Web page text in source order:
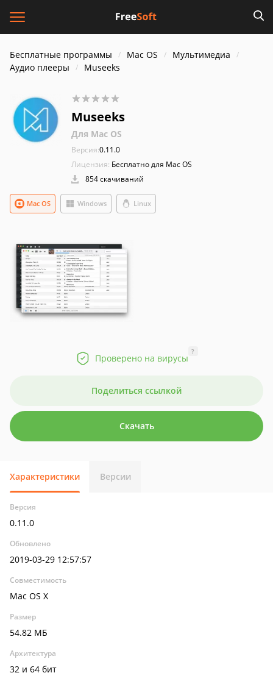
Бесплатные программы Mac OS
Мультимедиа
Аудио плееры
Museeks
Museeks
Для Mac OS
Версия:0.11.0
Лицензия: Бесплатно для Mac OS
854 скачиваний
Windows
Mac OS Linux
Проверено на вирусы
?
Поделиться ссылкой
Скачать
Характеристики Версии
Версия
0.11.0
Обновлено
2019-03-29 12:57:57
Совместимость
Mac OS X
Размер
54.82 МБ
Архитектура
32 и 64 бит